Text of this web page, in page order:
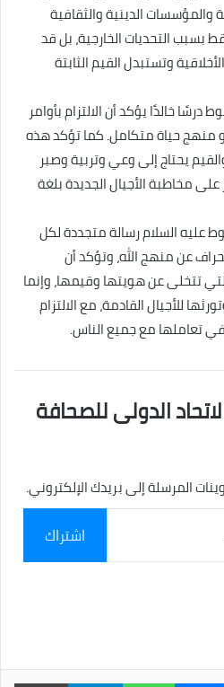
الدينية والثقافية
بسبب التحديات الخارجية، بل قد
وتستبدل القيم الثابتة
خالدًا يؤكد أن الالتزام بأوامر
هو منهج حياة متكامل. كما تؤكد هذه
يحتاج إلى وعي وتربية وصبر
مخاطبة الأجيال الجديدة بلغة
عليه السلام رسالة متجددة لكل
عن منهج الله، وتؤكد أن
تتخلى عن هويتها وقيمها، وإنما
للأجيال القادمة، مع الالتزام
تعاملها مع جميع الناس.
الدولى للصحافة
المرسلة إلى بريدك الإلكتروني.
اشتراك